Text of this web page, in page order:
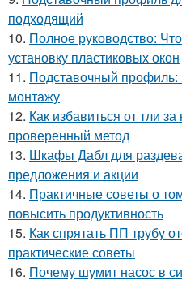
подходящий
10. Полное руководство:
установку пластиковых окон
11. Подставочный профиль:
монтажу
12. Как избавиться от тли
проверенный метод
13. Шкафы Дабл для
предложения и акции
14. Практичные советы о
повысить продуктивность
15. Как спрятать ПП трубу
практические советы
16. Почему шумит насос в